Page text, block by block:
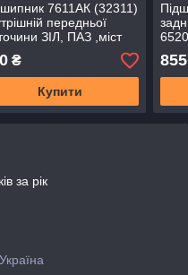
7611АК (32311)
передньої
ЗІЛ, ПАЗ ,міст
ЗІЛ, міст пер. КрАЗ
₴
Купити
855
за рік